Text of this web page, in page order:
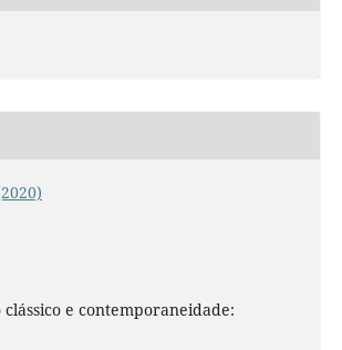
clássico e contemporaneidade: